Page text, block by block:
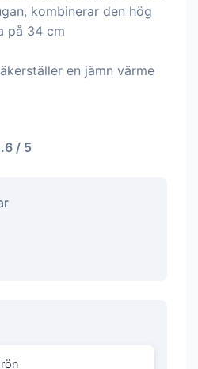
kombinerar den hög
på 34 cm
en jämn värme
/ 5